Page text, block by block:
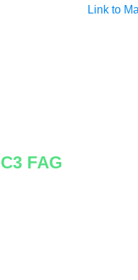
Link to
FAG